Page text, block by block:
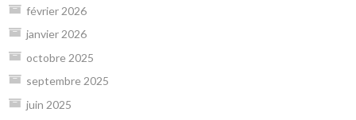
février 2026
janvier 2026
octobre 2025
septembre 2025
juin 2025